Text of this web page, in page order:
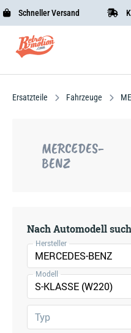
Schneller Versand
Ersatzteile Fahrzeuge
MERCEDES-
BENZ
Nach Automodell
Hersteller
MERCEDES-BENZ
Modell
S-KLASSE (W220)
Typ